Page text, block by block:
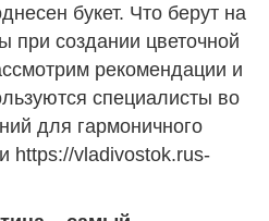
букет. Что берут на
при создании цветочной
рекомендации и
специалисты во
для гармоничного
https://vladivostok.rus-